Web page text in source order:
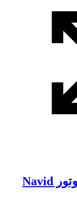
الکتروپمپ طبقاتی نوید موتور Navid